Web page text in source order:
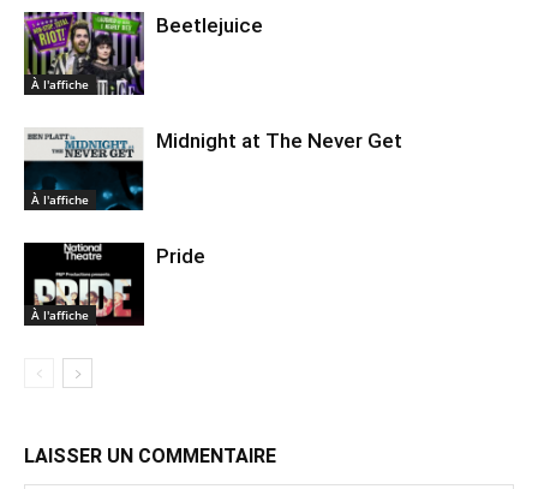
À l'affiche
Beetlejuice
À l'affiche
Midnight at The Never Get
À l'affiche
Pride
LAISSER UN COMMENTAIRE